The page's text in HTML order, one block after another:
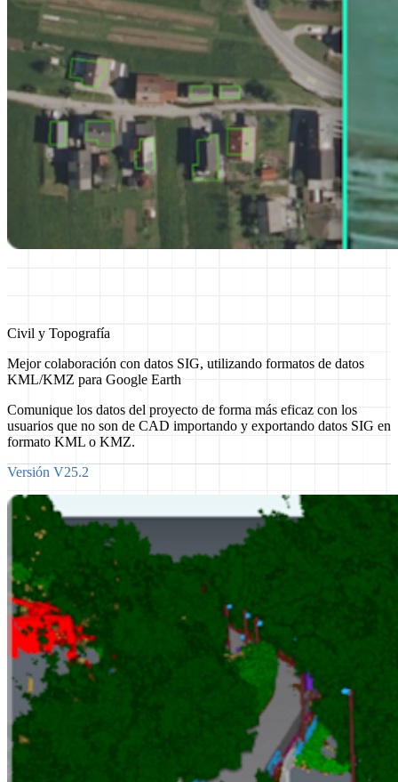
Civil y Topografía
Mejor colaboración con datos SIG, utilizando formatos de datos
KML/KMZ para Google Earth
Comunique los datos del proyecto de forma más eficaz con los
usuarios que no son de CAD importando y exportando datos SIG en
formato KML o KMZ.
Versión V25.2